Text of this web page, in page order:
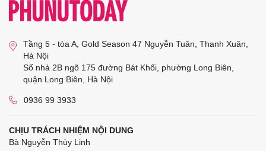
Tầng 5 - tòa A, Gold Season 47 Nguyễn Tuân, Thanh Xuân,
Hà Nội
Số nhà 2B ngõ 175 đường Bát Khối, phường Long Biên,
quận Long Biên, Hà Nội
0936 99 3933
CHỊU TRÁCH NHIỆM NỘI DUNG
Bà Nguyễn Thùy Linh